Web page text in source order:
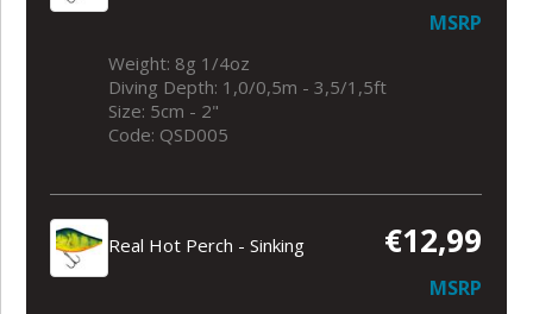
MSRP
Weight: 8g 1/4oz
Diving Depth: 1,0/0,5m - 3,5/1,5ft
Size: 5cm - 2"
Code: QSD005
Real Hot Perch - Sinking €12,99
MSRP